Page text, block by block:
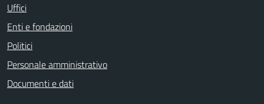
Uffici
Enti e fondazioni
Politici
Personale amministrativo
Documenti e dati